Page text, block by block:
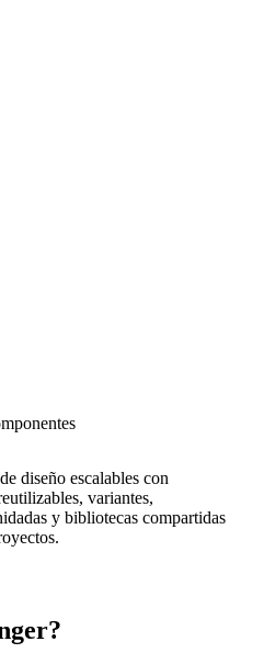
diseño escalables con
variantes,
y bibliotecas compartidas